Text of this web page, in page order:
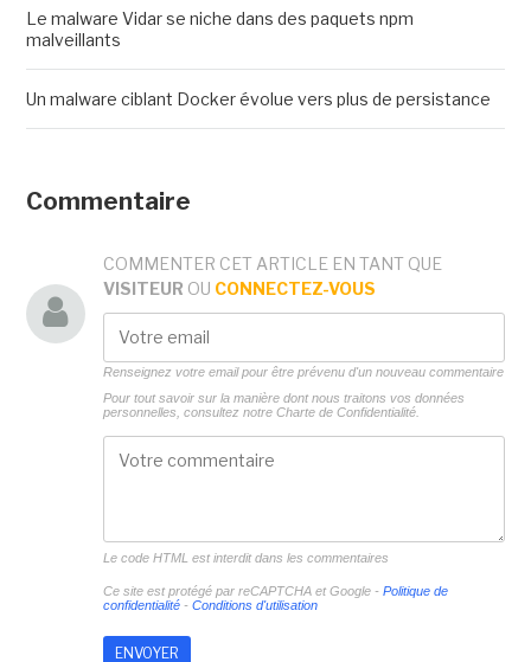
Le malware Vidar se niche dans des paquets npm
malveillants
Un malware ciblant Docker évolue vers plus de persistance
Commentaire
COMMENTER CET ARTICLE EN TANT QUE
VISITEUR OU CONNECTEZ-VOUS
Renseignez votre email pour être prévenu d'un nouveau commentaire
Pour tout savoir sur la manière dont nous traitons vos données
personnelles, consultez notre Charte de Confidentialité.
Le code HTML est interdit dans les commentaires
Ce site est protégé par reCAPTCHA et Google - Politique de
confidentialité- Conditions d'utilisation